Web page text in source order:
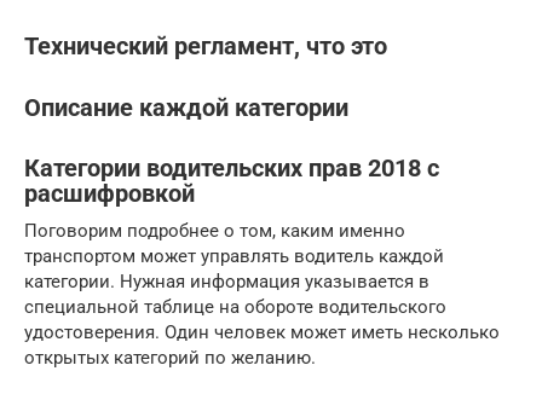
Технический регламент, что это
Описание каждой категории
Категории водительских прав 2018 с
расшифровкой
Поговорим подробнее о том, каким именно
транспортом может управлять водитель каждой
категории. Нужная информация указывается в
специальной таблице на обороте водительского
удостоверения. Один человек может иметь несколько
открытых категорий по желанию.